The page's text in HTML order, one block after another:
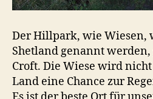
Der Hillpark, wie Wiesen,
Shetland genannt
Croft. Die Wiese wird
Land eine Chance zur